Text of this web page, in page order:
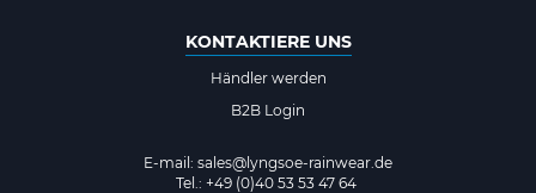
KONTAKTIERE UNS
Händler werden
B2B Login
E-mail: sales@lyngsoe-rainwear.de
Tel.: +49 (0)40 53 53 47 64